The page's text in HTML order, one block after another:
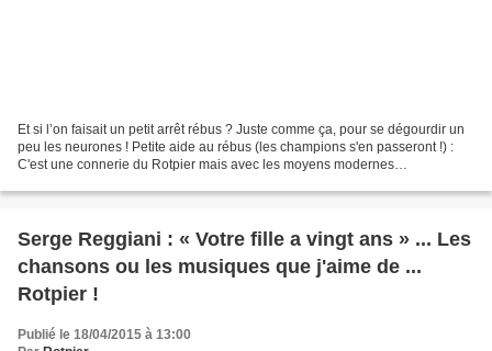
Et si l’on faisait un petit arrêt rébus ? Juste comme ça, pour se dégourdir un
peu les neurones ! Petite aide au rébus (les champions s'en passeront !) :
C'est une connerie du Rotpier mais avec les moyens modernes
Serge Reggiani : « Votre fille a vingt ans » ... Les
chansons ou les musiques que j'aime de ...
Rotpier !
Publié le 18/04/2015 à 13:00